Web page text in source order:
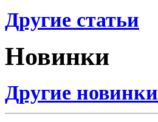
Другие статьи
Новинки
Другие новинки